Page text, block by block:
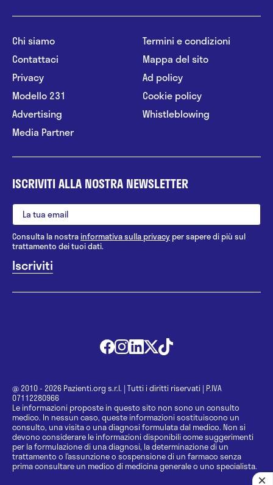
Chi siamo
Contattaci
Privacy
Modello 231
Advertising
Media Partner
Termini e condizioni
Mappa del sito
Ad policy
Cookie policy
Whistleblowing
ISCRIVITI ALLA NOSTRA NEWSLETTER
Consulta la nostrainformativa sulla privacy per sapere di più sul
trattamento dei tuoi dati.
@ 2010 - 2026 Pazienti.org s.r.l. | Tutti i diritti riservati | P.IVA
07112280966
Le informazioni proposte in questo sito non sono un consulto
medico. In nessun caso, queste informazioni sostituiscono un
consulto, una visita o una diagnosi formulata dal medico. Non si
devono considerare le informazioni disponibili come suggerimenti
per la formulazione di una diagnosi, la determinazione di un
trattamento o l’assunzione o sospensione di un farmaco senza
prima consultare un medico di medicina generale o uno specialista.